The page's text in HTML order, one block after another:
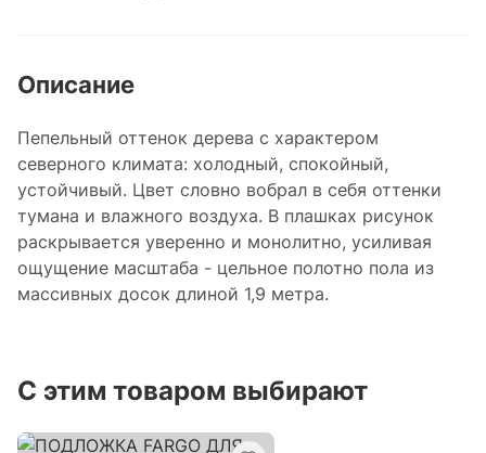
Описание
Пепельный оттенок дерева с характером
северного климата: холодный, спокойный,
устойчивый. Цвет словно вобрал в себя оттенки
тумана и влажного воздуха. В плашках рисунок
раскрывается уверенно и монолитно, усиливая
ощущение масштаба - цельное полотно пола из
массивных досок длиной 1,9 метра.
С этим товаром выбирают